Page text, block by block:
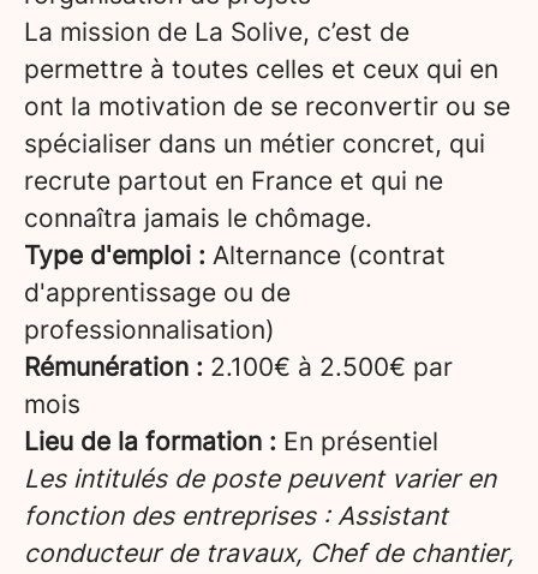
La mission de La Solive, c’est de
permettre à toutes celles et ceux qui en
ont la motivation de se reconvertir ou se
spécialiser dans un métier concret, qui
recrute partout en France et qui ne
connaîtra jamais le chômage.
Type d'emploi : Alternance (contrat
d'apprentissage ou de
professionnalisation)
Rémunération : 2.100€ à 2.500€ par
mois
Lieu de la formation : En présentiel
Les intitulés de poste peuvent varier en
fonction des entreprises : Assistant
conducteur de travaux, Chef de chantier,